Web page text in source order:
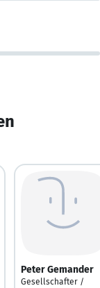
Peter Gemander
Gesellschafter /